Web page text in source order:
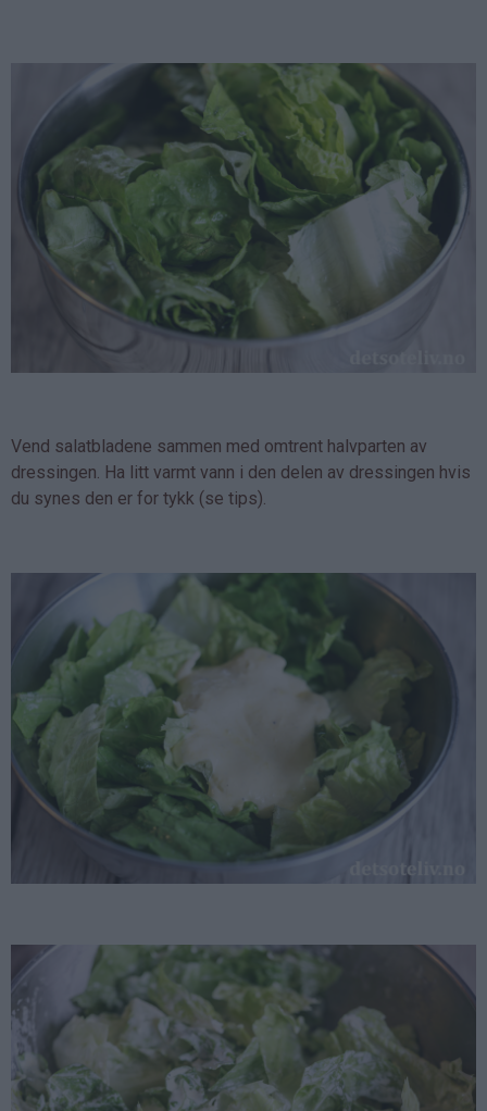
Vend salatbladene sammen med omtrent halvparten av
dressingen. Ha litt varmt vann i den delen av dressingen hvis
du synes den er for tykk (se tips).